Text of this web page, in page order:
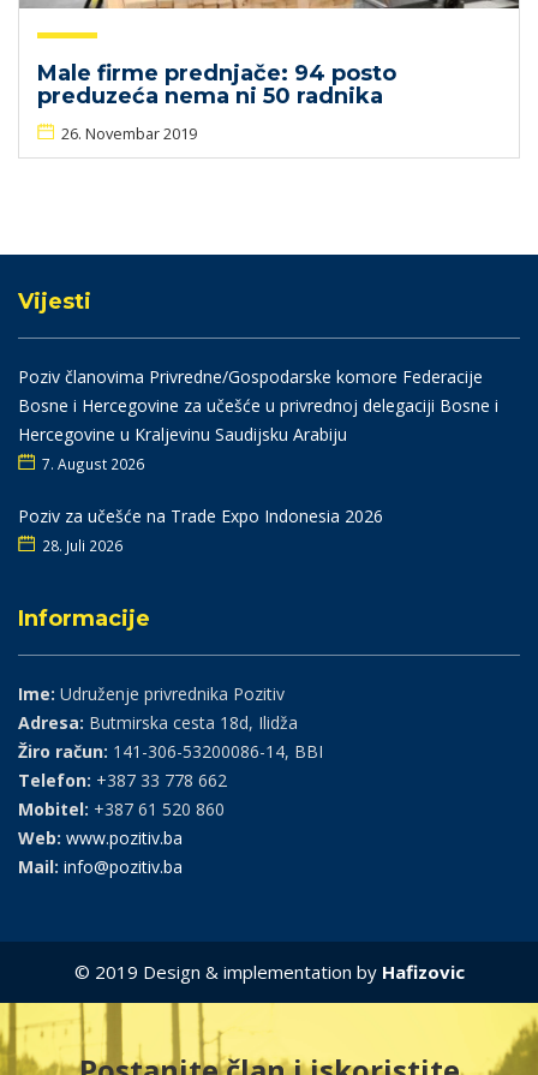
Male firme prednjače: 94 posto
preduzeća nema ni 50 radnika
26. Novembar 2019
Vijesti
Poziv članovima Privredne/Gospodarske komore Federacije
Bosne i Hercegovine za učešće u privrednoj delegaciji Bosne i
Hercegovine u Kraljevinu Saudijsku Arabiju
7. August 2026
Poziv za učešće na Trade Expo Indonesia 2026
28. Juli 2026
Informacije
Ime: Udruženje privrednika Pozitiv
Adresa: Butmirska cesta 18d, Ilidža
Žiro račun: 141-306-53200086-14, BBI
Telefon: +387 33 778 662
Mobitel: +387 61 520 860
Web: www.pozitiv.ba
Mail: info@pozitiv.ba
© 2019 Design & implementation by Hafizovic